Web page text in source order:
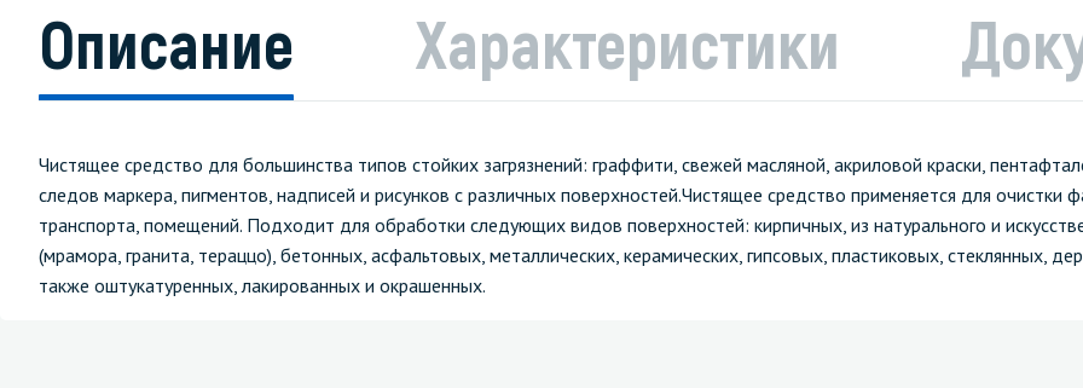
Описание Характеристики
Чистящее средство для большинства типов стойких загрязнений: граффити, свежей масляной, акриловой краски,
следов маркера, пигментов, надписей и рисунков с различных поверхностей.Чистящее средство применяется для очистки
транспорта, помещений. Подходит для обработки следующих видов поверхностей: кирпичных, из натурального и
(мрамора, гранита, тераццо), бетонных, асфальтовых, металлических, керамических, гипсовых, пластиковых, стеклянных,
также оштукатуренных, лакированных и окрашенных.